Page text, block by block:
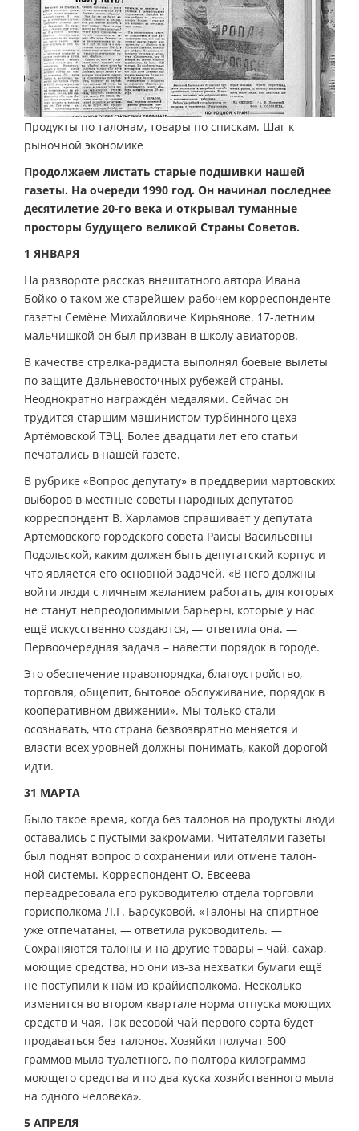
Продукты по талонам, товары по спискам. Шаг к
рыночной экономике
Продолжаем листать старые подшивки нашей
газеты. На очереди 1990 год. Он начинал последнее
десятилетие 20-го века и открывал туманные
просторы будущего великой Страны Советов.
1 ЯНВАРЯ
На развороте рассказ внештатного автора Ивана
Бойко о таком же старейшем рабочем корреспонденте
газеты Семёне Михайловиче Кирьянове. 17-летним
мальчишкой он был призван в школу авиаторов.
В качестве стрелка-радиста выполнял боевые вылеты
по защите Дальневосточных рубежей страны.
Неоднократно награждён медалями. Сейчас он
трудится старшим машинистом турбинного цеха
Артёмовской ТЭЦ. Более двадцати лет его статьи
печатались в нашей газете.
В рубрике «Вопрос депутату» в преддверии мартовских
выборов в местные советы народных депутатов
корреспондент В. Харламов спрашивает у депутата
Артёмовского городского совета Раисы Васильевны
Подольской, каким должен быть депутатский корпус и
что является его основной задачей. «В него должны
войти люди с личным желанием работать, для которых
не станут непреодолимыми барьеры, которые у нас
ещё искусственно создаются, — ответила она. —
Первоочередная задача – навести порядок в городе.
Это обеспечение правопорядка, благоустройство,
торговля, общепит, бытовое обслуживание, порядок в
кооперативном движении». Мы только стали
осознавать, что страна безвозвратно меняется и
власти всех уровней должны понимать, какой дорогой
идти.
31 МАРТА
Было такое время, когда без талонов на продукты люди
оставались с пустыми закромами. Читателями газеты
был поднят вопрос о сохранении или отмене талон-
ной системы. Корреспондент О. Евсеева
переадресовала его руководителю отдела торговли
горисполкома Л.Г. Барсуковой. «Талоны на спиртное
уже отпечатаны, — ответила руководитель. —
Сохраняются талоны и на другие товары – чай, сахар,
моющие средства, но они из-за нехватки бумаги ещё
не поступили к нам из крайисполкома. Несколько
изменится во втором квартале норма отпуска моющих
средств и чая. Так весовой чай первого сорта будет
продаваться без талонов. Хозяйки получат 500
граммов мыла туалетного, по полтора килограмма
моющего средства и по два куска хозяйственного мыла
на одного человека».
5 АПРЕЛЯ